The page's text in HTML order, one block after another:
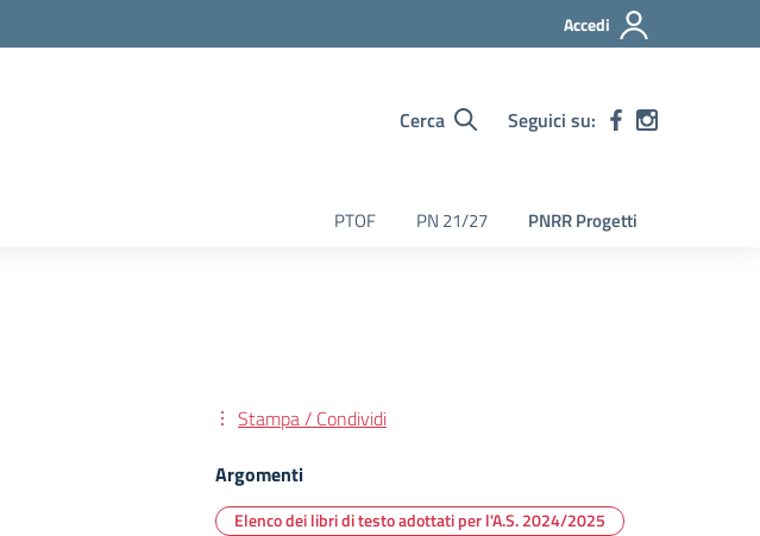
Accedi
Cerca Seguici su:
PTOF PN 21/27 PNRR Progetti
Stampa / Condividi
Argomenti
Elenco dei libri di testo adottati per l'A.S. 2024/2025